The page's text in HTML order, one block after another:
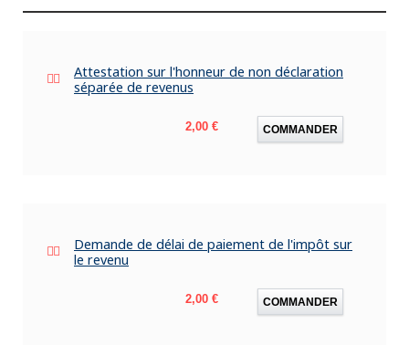
Attestation sur l'honneur de non déclaration
séparée de revenus
Prix
2,00 € COMMANDER
Demande de délai de paiement de l'impôt sur
le revenu
Prix
2,00 € COMMANDER